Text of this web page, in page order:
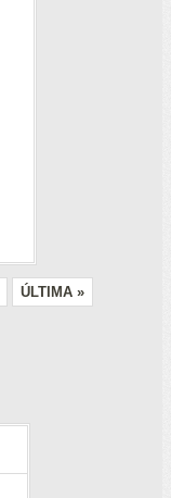
ÚLTIMA »